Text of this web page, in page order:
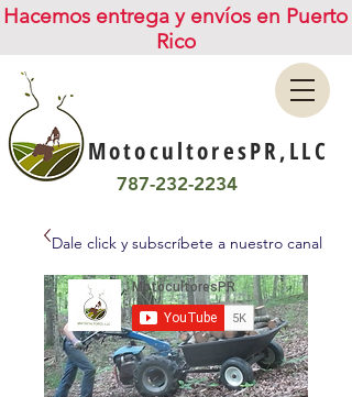
Hacemos entrega y envíos en Puerto
Rico
MotocultoresPR,LLC
787-232-2234
Dale click y subscríbete a nuestro canal